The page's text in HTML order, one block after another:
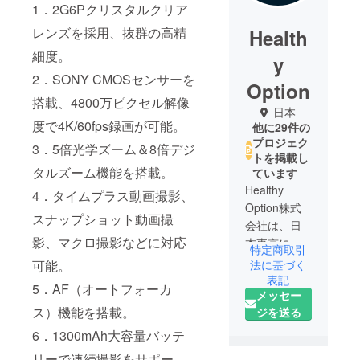
1．2G6Pクリスタルクリア
レンズを採用、抜群の高精
細度。
2．SONY CMOSセンサーを
搭載、4800万ピクセル解像
度で4K/60fps録画が可能。
3．5倍光学ズーム＆8倍デジ
タルズーム機能を搭載。
4．タイムプラス動画撮影、
スナップショット動画撮
影、マクロ撮影などに対応
可能。
5．AF（オートフォーカ
ス）機能を搭載。
6．1300mAh大容量バッテ
Health
y
Option
日本
他に29件の
プロジェク
トを掲載し
ています
Healthy
Option株式
会社は、日
本東京に設
立され、ア
メリカ・カ
リフォルニ
アと中国・
特定商取引
法に基づく
表記
メッセー
ジを送る